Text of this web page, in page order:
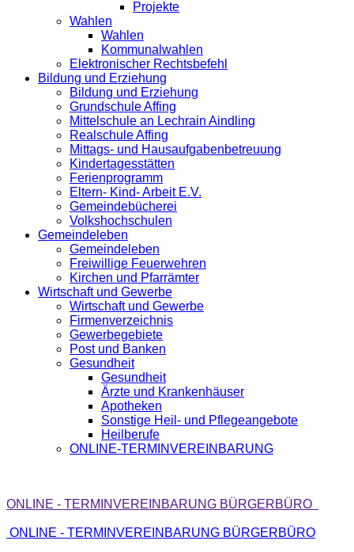
Projekte
Wahlen
Wahlen
Kommunalwahlen
Elektronischer Rechtsbefehl
Bildung und Erziehung
Bildung und Erziehung
Grundschule Affing
Mittelschule an Lechrain Aindling
Realschule Affing
Mittags- und Hausaufgabenbetreuung
Kindertagesstätten
Ferienprogramm
Eltern- Kind- Arbeit E.V.
Gemeindebücherei
Volkshochschulen
Gemeindeleben
Gemeindeleben
Freiwillige Feuerwehren
Kirchen und Pfarrämter
Wirtschaft und Gewerbe
Wirtschaft und Gewerbe
Firmenverzeichnis
Gewerbegebiete
Post und Banken
Gesundheit
Gesundheit
Ärzte und Krankenhäuser
Apotheken
Sonstige Heil- und Pflegeangebote
Heilberufe
ONLINE-TERMINVEREINBARUNG
ONLINE - TERMINVEREINBARUNG BÜRGERBÜRO
ONLINE - TERMINVEREINBARUNG BÜRGERBÜRO